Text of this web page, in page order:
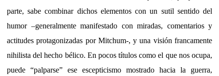
parte, sabe combinar dichos elementos con un sutil sentido del
humor –generalmente manifestado con miradas, comentarios y
actitudes protagonizadas por Mitchum-, y una visión francamente
nihilista del hecho bélico. En pocos títulos como el que nos ocupa,
puede “palparse” ese escepticismo mostrado hacia la guerra,